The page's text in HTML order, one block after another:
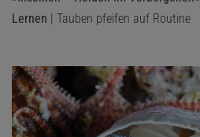
Lernen | Tauben pfeifen auf Routine